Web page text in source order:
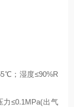
；湿度≤90%R
力≤0.1MPa(出气